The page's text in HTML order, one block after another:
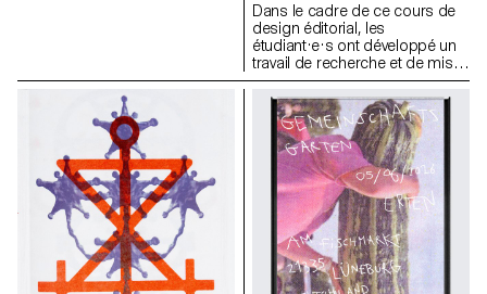
interprétation singulière de
celle-ci. L’identité est déclinée
sur une série de supports, de
la carte de visite au format F4,
comprenant affiches, flyers,
cartes de visite ainsi qu’une
affiche animée.
Dans le cadre de ce cours de
design éditorial, les
étudiant·e·s ont développé un
travail de recherche et de mise
en forme de textes autour d’un
thème commun. À partir d’une
sélection de sources, chaque
projet propose deux éditions
au contenu identique, déclinées
dans un grand et un petit
format.